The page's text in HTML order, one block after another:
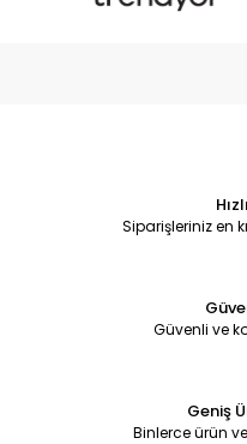
Siparişleriniz en
Güvenli ve
Geniş
Binlerce ürün